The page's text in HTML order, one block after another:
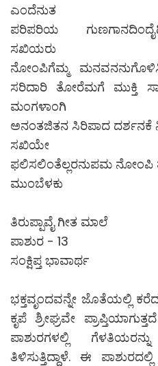
ಎಂದೆನುತ
ಪರಿಪರಿಯ
ಸಖಿಯರು
ನೋಂಪಿಗೆಮ್ಮ
ಸರಿದಾರಿ ತೋರೆಮಗೆ ಮುಕ್ತಿ
ಮಂಗಳಾಂಗಿ
ಅನಂತಜಿತನ ಸಿರಿಪಾದ ದರ್ಶನಕೆ
ಸಖಿಯೇ
ಫಲಿಸಲಿಂತೆಲ್ಲರನುಪಮ ನೋಂಪಿ
ಮುಂಬೆಳಕು
ತಿರುಪ್ಪಾವೈ ಗೀತ ಮಾಲೆ
ಪಾಶುರ - 13
ಸಂಕ್ಷಿಪ್ತ ಭಾವಾರ್ಥ
ಭಕ್ತವೃಂದವನ್ನೇ ಜೊತೆಯಲ್ಲಿ
ಕೃಪೆ ಶ್ರೀಘ್ರವೇ
ಪಾಶುರಗಳಲ್ಲಿ
ತಿಳಿಸುತ್ತಿದ್ದಾಳೆ. ಈ